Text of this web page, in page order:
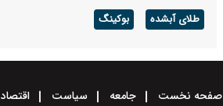
طلای آبشده بوکینگ
صفحه نخست جامعه سیاست اقتصاد